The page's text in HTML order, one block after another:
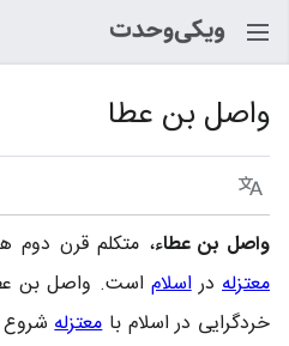
واصل بن عطا
زبان
واصل بن عطاء، متکلم قرن
معتزلهدراسلام است. واصل بن
خردگرایی در اسلام بامعتزلهشروع